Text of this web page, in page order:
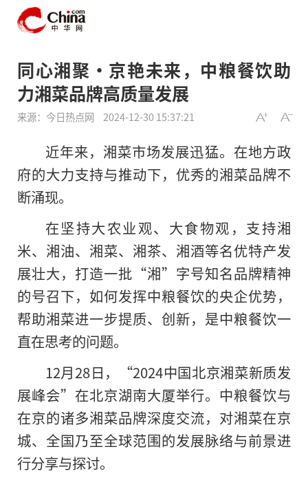
同心湘聚•京艳未来，中粮餐饮助
力湘菜品牌高质量发展
来源：今日热点网 2024-12-30 15:37:21
近年来，湘菜市场发展迅猛。在地方政
府的大力支持与推动下，优秀的湘菜品牌不
断涌现。
在坚持大农业观、大食物观，支持湘
米、湘油、湘菜、湘茶、湘酒等名优特产发
展壮大，打造一批“湘”字号知名品牌精神
的号召下，如何发挥中粮餐饮的央企优势，
帮助湘菜进一步提质、创新，是中粮餐饮一
直在思考的问题。
12月28日，“2024中国北京湘菜新质发
展峰会”在北京湖南大厦举行。中粮餐饮与
在京的诸多湘菜品牌深度交流，对湘菜在京
城、全国乃至全球范围的发展脉络与前景进
行分享与探讨。